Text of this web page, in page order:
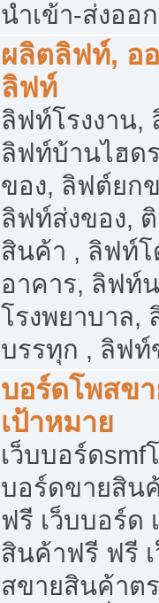
นำเข้า-ส่งอ
ผลิตลิฟท์, อ
ลิฟท์
ลิฟท์โรงงาน
ลิฟท์บ้านไฮด
ของ, ลิฟต์ยก
ลิฟท์ส่งของ,
สินค้า , ลิฟท์
อาคาร, ลิฟท์
โรงพยาบาล,
บรรทุก , ลิฟท์
บอร์ดโพสข
เป้าหมาย
เว็บบอร์ดsmf
บอร์ดขายสิน
ฟรี เว็บบอร์ด
สินค้าฟรี ฟรี
สขายสินค้าต